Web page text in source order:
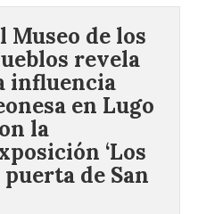
Museo de los
revela
influencia
en Lugo
la
‘Los
de San